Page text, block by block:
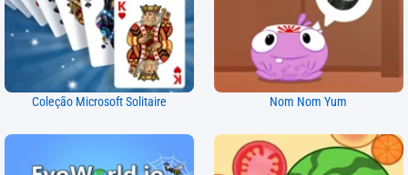
Coleção Microsoft Solitaire Nom Nom Yum